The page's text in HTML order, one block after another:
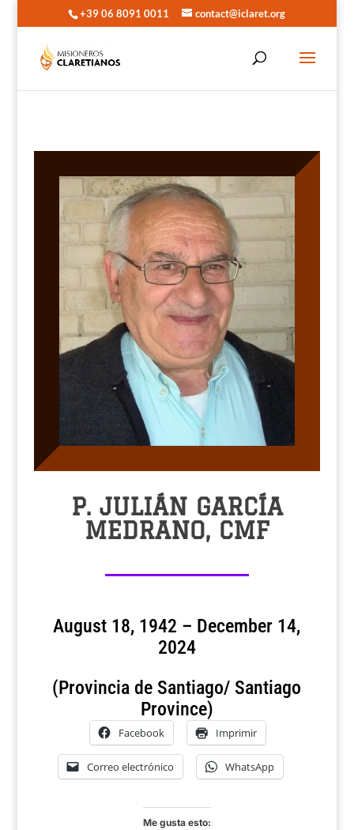
+39 06 8091 0011 contact@iclaret.org
P. JULIÁN GARCÍA
MEDRANO, CMF
August 18, 1942 – December 14,
2024
(Provincia de Santiago/ Santiago
Province)
Facebook Imprimir
Correo electrónico WhatsApp
Me gusta esto: